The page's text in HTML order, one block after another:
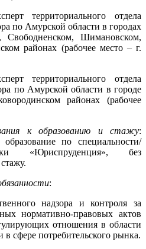
территориального отдела
по Амурской области в городах
Шимановском,
районах (рабочее место – г.
территориального отдела
по Амурской области в городе
районах (рабочее
к образованию и стажу:
по специальности/
«Юриспруденция», без
:
надзора и контроля за
нормативно-правовых актов
отношения в области
сфере потребительского рынка.